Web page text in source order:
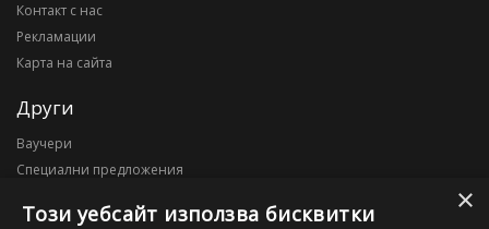
Контакт с нас
Рекламации
Карта на сайта
Други
Ваучери
Специални предложения
×
Този уебсайт използва бисквитки